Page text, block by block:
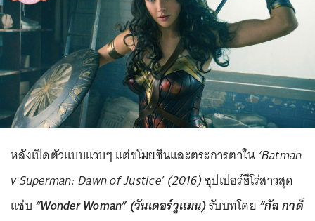
หลังเปิดตัวแบบแวบๆ แต่ขโมยซีนและตระการตาใน ‘Batman
v Superman: Dawn of Justice’ (2016)ซุปเปอร์ฮีโร่สาวสุด
แซ่บ “Wonder Woman”(วันเดอร์วูแมน)รับบทโดย “กัล กาด็